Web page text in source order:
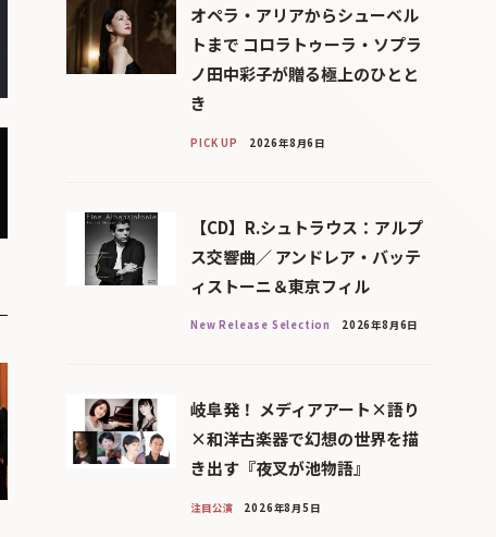
オペラ・アリアからシューベル
トまで コロラトゥーラ・ソプラ
ノ田中彩子が贈る極上のひとと
き
PICK UP 2026年8月6日
【CD】R.シュトラウス：アルプ
ス交響曲／ アンドレア・バッテ
ィストーニ＆東京フィル
New Release Selection 2026年8月6日
岐阜発！ メディアアート×語り
×和洋古楽器で幻想の世界を描
き出す『夜叉が池物語』
注目公演 2026年8月5日